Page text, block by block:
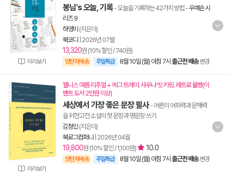
미리보기
봉님's 오늘, 기록- 오늘을 기록하는 42가지 방법 -우예손 시
리즈 9
하영미 (지은이)
북코디
2026년 07월
13,320원 (10% 할인 / 740원)
양탄자배송 주말특급 8월 10일 (월) 아침 7시 출근전 배송 변경
미리보기
웰니스 여름 리추얼 + 에그 트레이. 사우나 빗 키링. 레트로 물병(이
벤트 도서 2만원 이상)
세상에서 가장 좋은 문장 필사- 어른의 어휘력과 문해력
을 위한고전 소설의 첫 문장과 명문장 쓰기
김정민(지은이)
북로그컴퍼니
2026년 04월
19,800원 (10% 할인 / 1,100원) 10.0
양탄자배송 주말특급 8월 10일 (월) 아침 7시 출근전 배송 변경